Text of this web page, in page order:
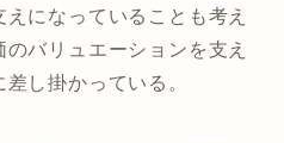
になっていることも考え
バリュエーションを支え
し掛かっている。